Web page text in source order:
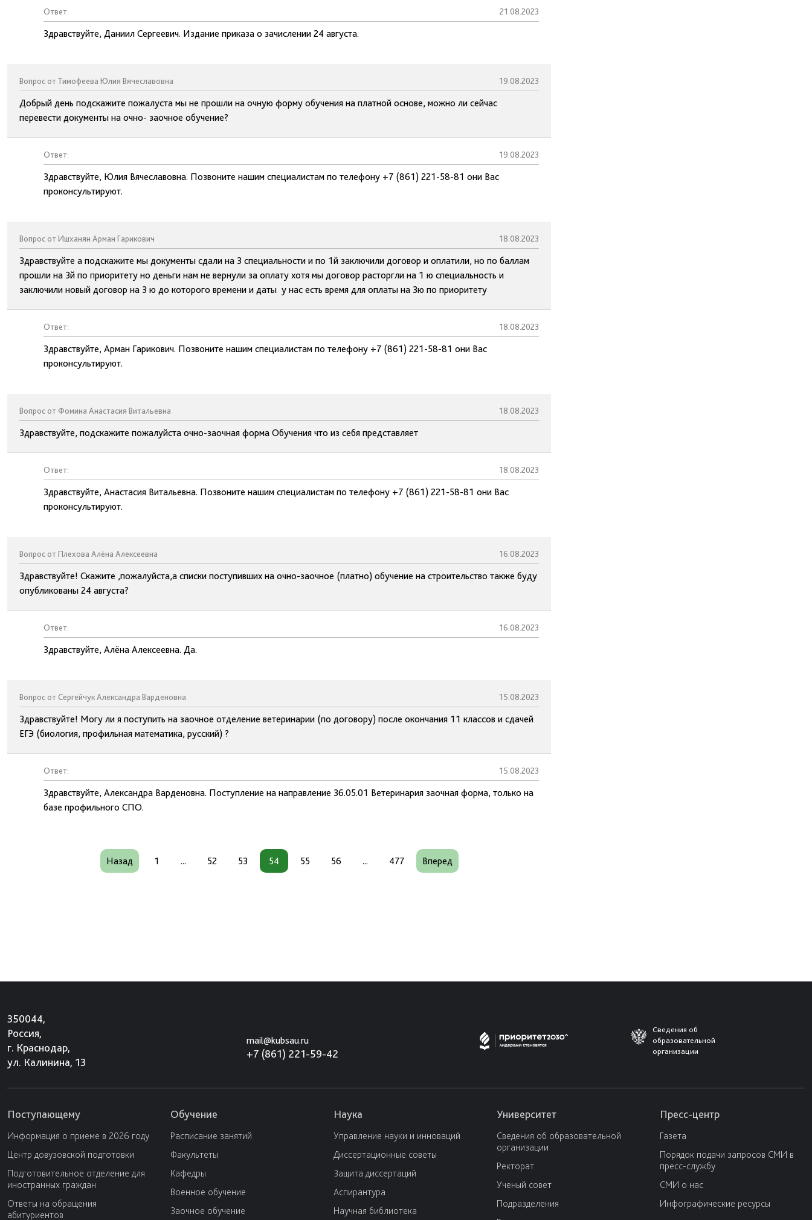
Ответ: 21.08.2023
Здравствуйте, Даниил Сергеевич. Издание приказа о зачислении 24 августа.
Вопрос от Тимофеева Юлия Вячеславовна 19.08.2023
Добрый день подскажите пожалуста мы не прошли на очную форму обучения на платной основе, можно ли сейчас
перевести документы на очно- заочное обучение?
Ответ: 19.08.2023
Здравствуйте, Юлия Вячеславовна. Позвоните нашим специалистам по телефону +7 (861) 221-58-81 они Вас
проконсультируют.
Вопрос от Ишханян Арман Гарикович 18.08.2023
Здравствуйте а подскажите мы документы сдали на 3 специальности и по 1й заключили договор и оплатили, но по баллам
прошли на 3й по приоритету но деньги нам не вернули за оплату хотя мы договор расторгли на 1 ю специальность и
заключили новый договор на 3 ю до которого времени и даты у нас есть время для оплаты на 3ю по приоритету
Ответ: 18.08.2023
Здравствуйте, Арман Гарикович. Позвоните нашим специалистам по телефону +7 (861) 221-58-81 они Вас
проконсультируют.
Вопрос от Фомина Анастасия Витальевна 18.08.2023
Здравствуйте, подскажите пожалуйста очно-заочная форма Обучения что из себя представляет
Ответ: 18.08.2023
Здравствуйте, Анастасия Витальевна. Позвоните нашим специалистам по телефону +7 (861) 221-58-81 они Вас
проконсультируют.
Вопрос от Плехова Алёна Алексеевна 16.08.2023
Здравствуйте! Скажите ,пожалуйста,а списки поступивших на очно-заочное (платно) обучение на строительство также буду
опубликованы 24 августа?
Ответ: 16.08.2023
Здравствуйте, Алёна Алексеевна. Да.
Вопрос от Сергейчук Александра Варденовна 15.08.2023
Здравствуйте! Могу ли я поступить на заочное отделение ветеринарии (по договору) после окончания 11 классов и сдачей
ЕГЭ (биология, профильная математика, русский) ?
Ответ: 15.08.2023
Здравствуйте, Александра Варденовна. Поступление на направление 36.05.01 Ветеринария заочная форма, только на
базе профильного СПО.
Назад 1 ... 52 53 54 55 56 ... 477 Вперед
350044,
Россия,
г. Краснодар,
ул. Калинина, 13
mail@kubsau.ru
+7 (861) 221-59-42
Сведения об
образовательной
организации
Поступающему
Информация о приеме в 2026 году
Центр довузовской подготовки
Подготовительное отделение для
иностранных граждан
Ответы на обращения
абитуриентов
Обучение
Расписание занятий
Факультеты
Кафедры
Военное обучение
Заочное обучение
Наука
Управление науки и инноваций
Диссертационные советы
Защита диссертаций
Аспирантура
Научная библиотека
Университет
Сведения об образовательной
организации
Ректорат
Ученый совет
Подразделения
Пресс-центр
Газета
Порядок подачи запросов СМИ в
пресс-службу
СМИ о нас
Инфографические ресурсы